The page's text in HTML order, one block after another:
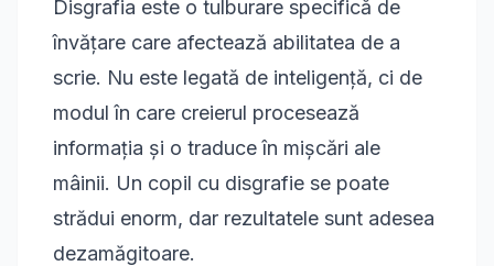
Disgrafia este o tulburare specifică de
învățare care afectează abilitatea de a
scrie. Nu este legată de inteligență, ci de
modul în care creierul procesează
informația și o traduce în mișcări ale
mâinii. Un copil cu disgrafie se poate
strădui enorm, dar rezultatele sunt adesea
dezamăgitoare.